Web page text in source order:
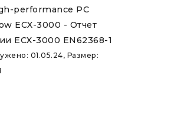
performance PC
ECX-3000 - Отчет
ECX-3000 EN62368-1
01.05.24, Размер: